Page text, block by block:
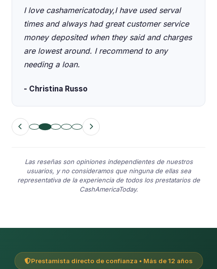
I love cashamericatoday,I have used serval
times and always had great customer service
money deposited when they said and charges
are lowest around. I recommend to any
needing a loan.
- Christina Russo
Las reseñas son opiniones independientes de nuestros
usuarios, y no consideramos que ninguna de ellas sea
representativa de la experiencia de todos los prestatarios de
CashAmericaToday.
Prestamista directo de confianza • Más de 12 años